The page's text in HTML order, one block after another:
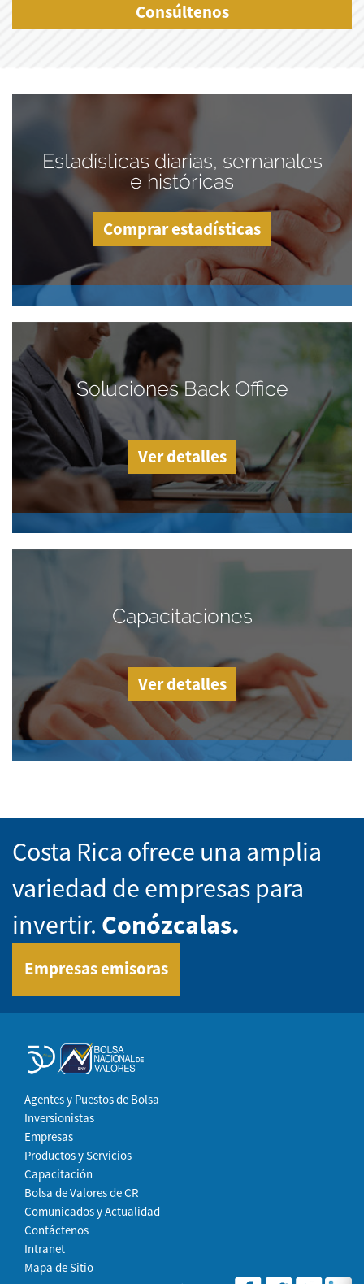
Consúltenos
Estadísticas diarias, semanales
e históricas
Comprar estadísticas
Soluciones Back Office
Ver detalles
Capacitaciones
Ver detalles
Costa Rica ofrece una amplia
variedad de empresas para
invertir. Conózcalas.
Empresas emisoras
Agentes y Puestos de Bolsa
Inversionistas
Empresas
Productos y Servicios
Capacitación
Bolsa de Valores de CR
Comunicados y Actualidad
Contáctenos
Intranet
Mapa de Sitio